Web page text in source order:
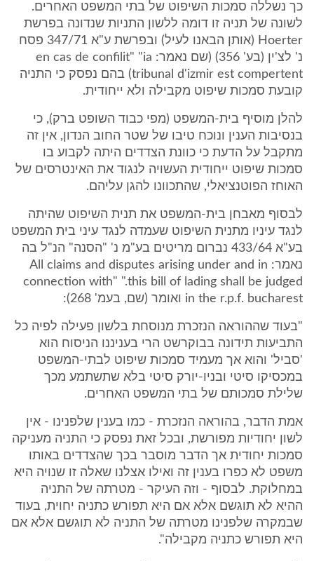
כך נשללה סמכות השיפוט של בתי המשפט האחרים.
לשונה של תניה זו דומה ללשון התניות שנדונה בפרשת
Hoerter (אותן הבאנו לעיל) ובפרשת ע"א 347/71 פסח
נ' לצ'ין (בע' 356) (שם נאמר: en cas de confilit" "ia
tribunal d'izmir est compertent) בהם נפסק כי התניה
קובעת סמכות שיפוט מקבילה ולא ייחודית.
להלן מוסיף בית-המשפט (מפי כבוד השופט ברק), כי
בנסיבות הענין ונוכח טיבו של שטר החוב הנדון, אין זה
מתקבל על הדעת כי כוונת הצדדים היתה לקבוע בו
סמכות שיפוט ייחודית העשויה לנגוד את האינטרסים של
האוחז הפוטנציאלי, שהתכוונו להגן עליהם.
לבסוף מאבחן בית-המשפט את תנית השיפוט שהיתה
לנגד עיניו מתנית השיפוט שעמדה לנגד עיני בית המשפט
בע"א 433/64 נברום מריטים בע"מ נ' "הסנה" הנ"ל בה
נאמר: All claims and disputes arising under and in
connection with" ".this bill of lading shall be judged
in the r.p.f. bucharest ואומר (שם, בעמ' 268):
"בעוד שההוראה הנזכרת מנוסחת בלשון פעילה לפיה כל
התביעות תידונה בבוקרשט הרי בעניננו הניסוח הוא
'סביל' והוא אך מעמיד סמכות שיפוט לבתי-המשפט
במכסיקו סיטי ובניו-יורק סיטי בלא שתשתמע מכך
שלילת סמכותם של בתי המשפט האחרים.
אמת הדבר, בהוראה הנזכרת - כמו בענין שלפנינו - אין
לשון יחודיות מפורשת, ובכל זאת נפסק כי התניה מעניקה
סמכות יחודית אך הדבר מוסבר בכך שהצדדים באותו
משפט לא כפרו בענין זה ואילו אצלנו שאלה זו שנויה היא
במחלוקת. לבסוף - וזה העיקר - מטרתה של התניה
ההיא לא תוגשם אלא אם היא תפורש כתניה יחוית, בעוד
שבמקרה שלפנינו מטרתה של התניה לא תוגשם אלא אם
היא תפורש כתניה מקבילה".